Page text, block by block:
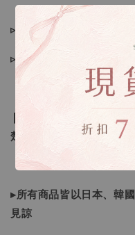
▹現貨商品１～３日內寄出
▹預購商品７～２１日（
❙ 本賣場不接受下標後
楚）❙
▸所有商品皆以日本、韓
見諒